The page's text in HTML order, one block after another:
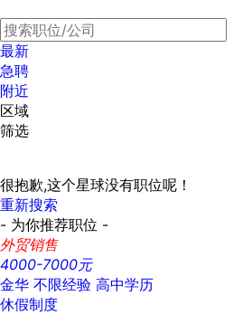
最新
急聘
附近
区域
筛选
很抱歉,这个星球没有职位呢！
重新搜索
- 为你推荐职位 -
外贸销售
4000-7000元
金华 不限经验 高中学历
休假制度